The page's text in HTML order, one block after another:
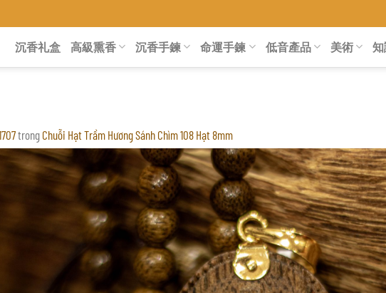
HÒA
沉香礼盒 高級熏香 沉香手鍊 命運手鍊 低音產品 美術
trong Chuỗi Hạt Trầm Hương Sánh Chìm 108 Hạt 8mm